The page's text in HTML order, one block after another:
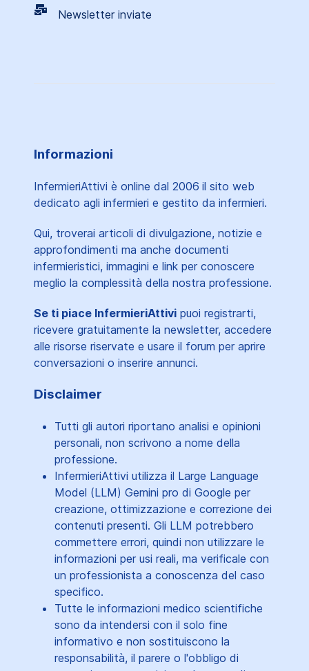
Newsletter inviate
Informazioni
InfermieriAttivi è online dal 2006 il sito web
dedicato agli infermieri e gestito da infermieri.
Qui, troverai articoli di divulgazione, notizie e
approfondimenti ma anche documenti
infermieristici, immagini e link per conoscere
meglio la complessità della nostra professione.
Se ti piace InfermieriAttivi puoi registrarti,
ricevere gratuitamente la newsletter, accedere
alle risorse riservate e usare il forum per aprire
conversazioni o inserire annunci.
Disclaimer
Tutti gli autori riportano analisi e opinioni
personali, non scrivono a nome della
professione.
InfermieriAttivi utilizza il Large Language
Model (LLM) Gemini pro di Google per
creazione, ottimizzazione e correzione dei
contenuti presenti. Gli LLM potrebbero
commettere errori, quindi non utilizzare le
informazioni per usi reali, ma verificale con
un professionista a conoscenza del caso
specifico.
Tutte le informazioni medico scientifiche
sono da intendersi con il solo fine
informativo e non sostituiscono la
responsabilità, il parere o l'obbligo di